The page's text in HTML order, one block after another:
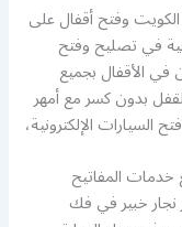
وفتح أقفال على
في تصليح وفتح
الأقفال بجميع
بدون كسر مع أمهر
الإلكترونية،
خدمات المفاتيح
خبير في فك